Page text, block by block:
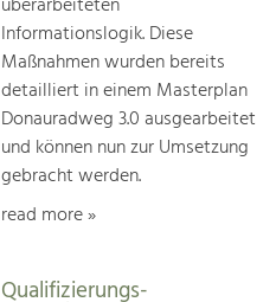
Informationslogik. Diese
Maßnahmen wurden bereits
detailliert in einem Masterplan
Donauradweg 3.0 ausgearbeitet
und können nun zur Umsetzung
gebracht werden.
read more »
Qualifizierungs-